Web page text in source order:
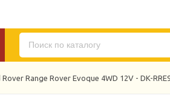
Range Rover Evoque 4WD 12V - DK-